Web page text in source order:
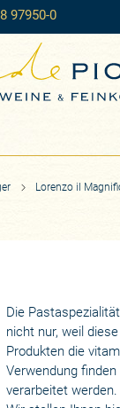
97950-0
Lorenzo il
Die
nicht nur, weil
Produkten die
Verwendung
verarbeitet werden.